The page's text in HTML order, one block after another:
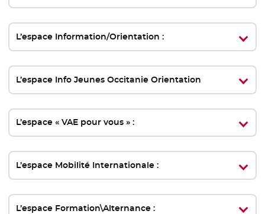
L’espace Information/Orientation :
L’espace Info Jeunes Occitanie Orientation
L’espace « VAE pour vous » :
L’espace Mobilité Internationale :
L’espace Formation\Alternance :